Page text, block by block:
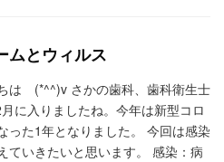
ムとウィルス
は (*^^)v さかの歯科、歯科衛生士
に入りましたね。今年は新型コロ
った1年となりました。 今回は感染
ていきたいと思います。 感染：病